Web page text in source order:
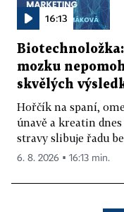
16:13
mozku
skvělých
Hořčík na spaní,
únavě a kreatin
stravy slibuje řadu
6. 8. 2026 ▪ 16:13 min.